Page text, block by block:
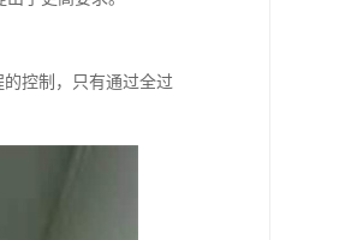
控制，只有通过全过